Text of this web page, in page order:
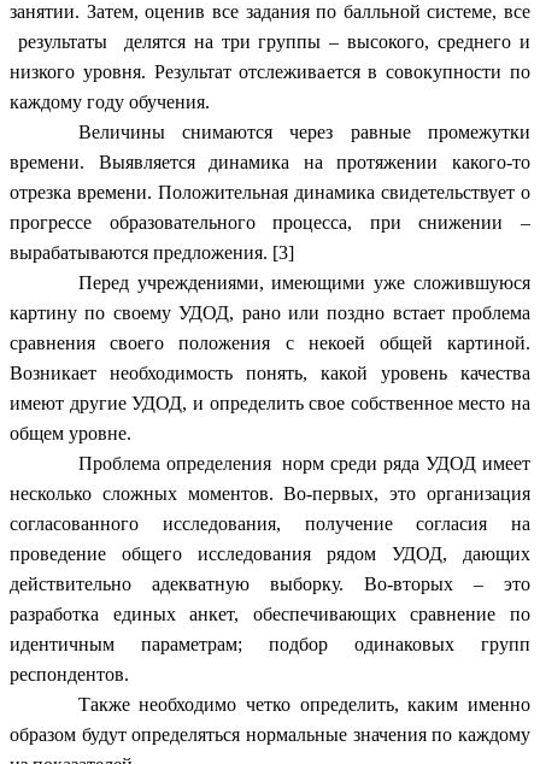
занятии. Затем, оценив все задания по балльной системе, все
результаты делятся на три группы – высокого, среднего и
низкого уровня. Результат отслеживается в совокупности по
каждому году обучения.
Величины снимаются через равные промежутки
времени. Выявляется динамика на протяжении какого-то
отрезка времени. Положительная динамика свидетельствует о
прогрессе образовательного процесса, при снижении –
вырабатываются предложения. [3]
Перед учреждениями, имеющими уже сложившуюся
картину по своему УДОД, рано или поздно встает проблема
сравнения своего положения с некоей общей картиной.
Возникает необходимость понять, какой уровень качества
имеют другие УДОД, и определить свое собственное место на
общем уровне.
Проблема определения норм среди ряда УДОД имеет
несколько сложных моментов. Во-первых, это организация
согласованного исследования, получение согласия на
проведение общего исследования рядом УДОД, дающих
действительно адекватную выборку. Во-вторых – это
разработка единых анкет, обеспечивающих сравнение по
идентичным параметрам; подбор одинаковых групп
респондентов.
Также необходимо четко определить, каким именно
образом будут определяться нормальные значения по каждому